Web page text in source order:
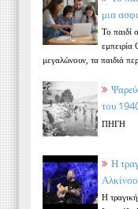
μια
Το παιδί
εμπειρία
μεγαλώνουν, τα παιδιά
του
ΠΗΓΗ
Η
Η